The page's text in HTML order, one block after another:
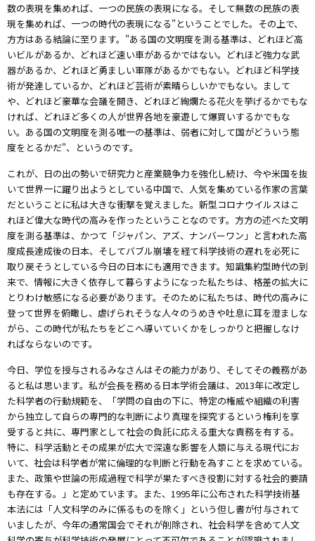
数の表現を集めれば、一つの民族の表現になる。そして無数の民族の表
現を集めれば、一つの時代の表現になる"ということでした。その上で、
方方はある結論に至ります。"ある国の文明度を測る基準は、どれほど高
いビルがあるか、どれほど速い車があるかではない。どれほど強力な武
器があるか、どれほど勇ましい軍隊があるかでもない。どれほど科学技
術が発達しているか、どれほど芸術が素晴らしいかでもない。まして
や、どれほど豪華な会議を開き、どれほど絢爛たる花火を挙げるかでもな
ければ、どれほど多くの人が世界各地を豪遊して爆買いするかでもな
い。ある国の文明度を測る唯一の基準は、弱者に対して国がどういう態
度をとるかだ"、というのです。
これが、日の出の勢いで研究力と産業競争力を強化し続け、今や米国を抜
いて世界一に躍り出ようとしている中国で、人気を集めている作家の言葉
だということに私は大きな衝撃を覚えました。新型コロナウイルスはこ
れほど偉大な時代の高みを作ったということなのです。方方の述べた文明
度を測る基準は、かつて「ジャパン、アズ、ナンバーワン」と言われた高
度成長達成後の日本、そしてバブル崩壊を経て科学技術の遅れを必死に
取り戻そうとしている今日の日本にも適用できます。知識集約型時代の到
来で、情報に大きく依存して暮らすようになった私たちは、格差の拡大に
とりわけ敏感になる必要があります。そのために私たちは、時代の高みに
登って世界を俯瞰し、虐げられそうな人々のうめきや吐息に耳を澄ましな
がら、この時代が私たちをどこへ導いていくかをしっかりと把握しなけ
ればならないのです。
今日、学位を授与されるみなさんはその能力があり、そしてその義務があ
ると私は思います。私が会長を務める日本学術会議は、2013年に改定し
た科学者の行動規範を、「学問の自由の下に、特定の権威や組織の利害
から独立して自らの専門的な判断により真理を探究するという権利を享
受すると共に、専門家として社会の負託に応える重大な責務を有する。
特に、科学活動とその成果が広大で深遠な影響を人類に与える現代にお
いて、社会は科学者が常に倫理的な判断と行動を為すことを求めている。
また、政策や世論の形成過程で科学が果たすべき役割に対する社会的要請
も存在する。」と定めています。また、1995年に公布された科学技術基
本法には「人文科学のみに係るものを除く」という但し書が付与されて
いましたが、今年の通常国会でそれが削除され、社会科学を含めて人文